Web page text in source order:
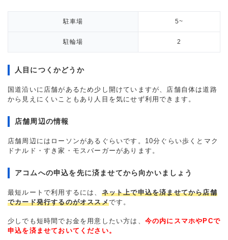
駐車場 5~
駐輪場 2
人目につくかどうか
国道沿いに店舗があるため少し開けていますが、店舗自体は道路
から見えにくいこともあり人目を気にせず利用できます。
店舗周辺の情報
店舗周辺にはローソンがあるぐらいです。10分ぐらい歩くとマク
ドナルド・すき家・モスバーガーがあります。
アコムへの申込を先に済ませてから向かいましょう
最短ルートで利用するには、 ネット上で申込を済ませてから店舗
でカード発行するのがオススメです。
少しでも短時間でお金を用意したい方は、 今の内にスマホやPCで
申込を済ませておいてください。